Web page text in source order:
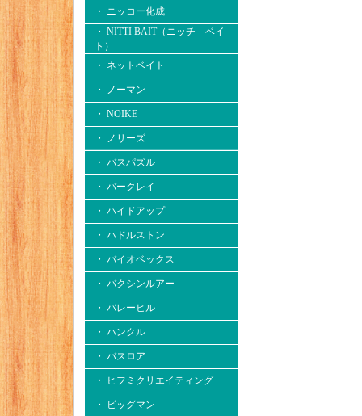
・ ニッコー化成
・ NITTI BAIT（ニッチ ベイ
ト）
・ ネットベイト
・ ノーマン
・ NOIKE
・ ノリーズ
・ バスパズル
・ バークレイ
・ ハイドアップ
・ ハドルストン
・ バイオベックス
・ バクシンルアー
・ バレーヒル
・ ハンクル
・ バスロア
・ ヒフミクリエイティング
・ ビッグマン